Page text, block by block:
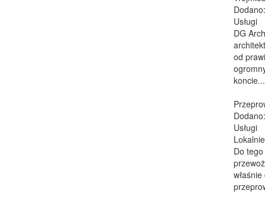
Usługi
DG
od
koncie...
Usługi
Do